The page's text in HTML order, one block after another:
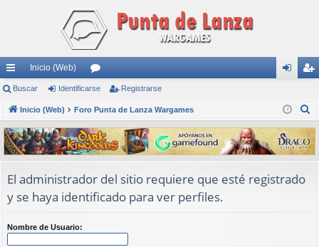
nl
ac
es
rá
pi
do
Inicio (Web)
or
os nti
fic
ar
ist
ra
rs
Buscar Identificarse Registrarse
Inicio (Web) Foro Punta de Lanza Wargames
s
c
El administrador del sitio requiere que esté registrado
y se haya identificado para ver perfiles.
Nombre de Usuario: